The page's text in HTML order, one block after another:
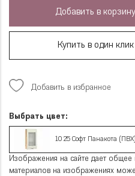
Добавить в корзину
Купить в один клик
Добавить в избранное
Выбрать цвет:
10 25 Софт Панакота
Изображения на сайте дает общее
материалов на изображениях